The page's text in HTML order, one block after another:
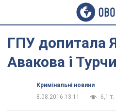
ГПУ допитала
Авакова і
Кримінальні новини
8.08.2016 13:11
6,1 т.